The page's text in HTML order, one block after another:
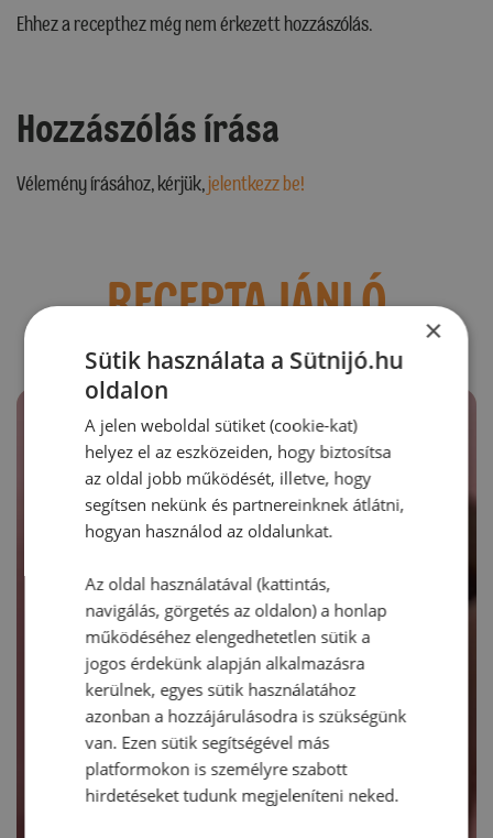
Ehhez a recepthez még nem érkezett hozzászólás.
Hozzászólás írása
Vélemény írásához, kérjük,jelentkezz be!
RECEPTAJÁNLÓ ×
Sütik használata a Sütnijó.hu
oldalon
A jelen weboldal sütiket (cookie-kat)
helyez el az eszközeiden, hogy biztosítsa
az oldal jobb működését, illetve, hogy
segítsen nekünk és partnereinknek átlátni,
hogyan használod az oldalunkat.
Az oldal használatával (kattintás,
navigálás, görgetés az oldalon) a honlap
működéséhez elengedhetetlen sütik a
jogos érdekünk alapján alkalmazásra
kerülnek, egyes sütik használatához
azonban a hozzájárulásodra is szükségünk
van. Ezen sütik segítségével más
platformokon is személyre szabott
hirdetéseket tudunk megjeleníteni neked.